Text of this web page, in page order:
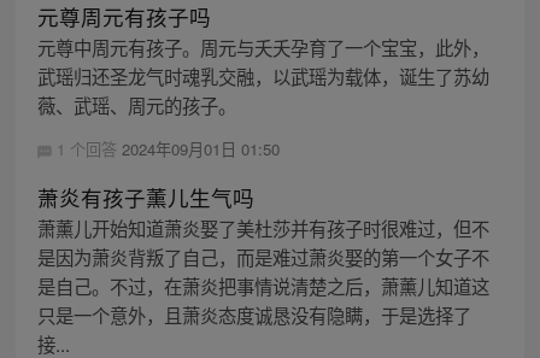
元尊周元有孩子吗
元尊中周元有孩子。周元与夭夭孕育了一个宝宝，此外，
武瑶归还圣龙气时魂乳交融，以武瑶为载体，诞生了苏幼
薇、武瑶、周元的孩子。
1 个回答 2024年09月01日 01:50
萧炎有孩子薰儿生气吗
萧薰儿开始知道萧炎娶了美杜莎并有孩子时很难过，但不
是因为萧炎背叛了自己，而是难过萧炎娶的第一个女子不
是自己。不过，在萧炎把事情说清楚之后，萧薰儿知道这
只是一个意外，且萧炎态度诚恳没有隐瞒，于是选择了
接...